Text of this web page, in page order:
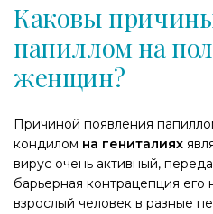
Каковы
папиллом на
женщин?
Причиной появления
кондилом на гениталиях
вирус очень активный,
барьерная контрацепция его
взрослый человек в разные